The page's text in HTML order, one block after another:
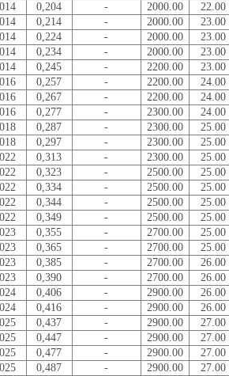
0,204 - 2000.00
22.00
0,214 - 2000.00
23.00
0,224 - 2000.00
23.00
0,234 - 2000.00
23.00
0,245 - 2200.00
23.00
0,257 - 2200.00
24.00
0,267 - 2200.00
24.00
0,277 - 2300.00
24.00
0,287 - 2300.00
25.00
0,297 - 2300.00
25.00
0,313 - 2300.00
25.00
0,323 - 2500.00
25.00
0,334 - 2500.00
25.00
0,344 - 2500.00
25.00
0,349 - 2500.00
25.00
0,355 - 2700.00
25.00
0,365 - 2700.00
25.00
0,385 - 2700.00
26.00
0,390 - 2700.00
26.00
0,406 - 2900.00
26.00
0,416 - 2900.00
26.00
0,437 - 2900.00
27.00
0,447 - 2900.00
27.00
0,477 - 2900.00
27.00
0,487 - 2900.00
27.00